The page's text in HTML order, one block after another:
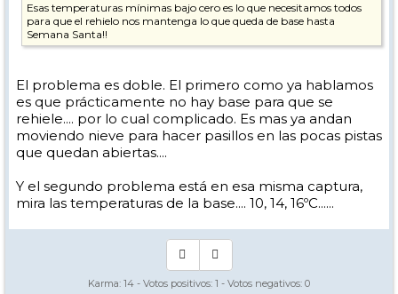
Esas temperaturas mínimas bajo cero es lo que necesitamos todos
para que el rehielo nos mantenga lo que queda de base hasta
Semana Santa!!
El problema es doble. El primero como ya hablamos
es que prácticamente no hay base para que se
rehiele.... por lo cual complicado. Es mas ya andan
moviendo nieve para hacer pasillos en las pocas pistas
que quedan abiertas....
Y el segundo problema está en esa misma captura,
mira las temperaturas de la base.... 10, 14, 16ºC......
Karma: 14 - Votos positivos: 1 - Votos negativos: 0